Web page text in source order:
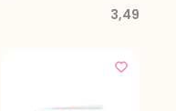
3,49